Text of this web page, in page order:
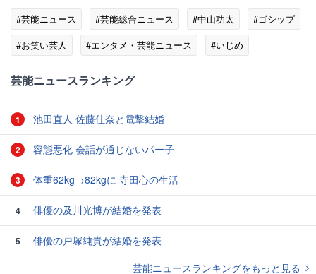
#芸能ニュース #芸能総合ニュース #中山功太
#ゴシップ
#お笑い芸人
#エンタメ・芸能ニュース #いじめ
芸能ニュースランキング
1 池田直人 佐藤佳奈と電撃結婚
2 容態悪化 会話が通じないパー子
3 体重62kg→82kgに 寺田心の生活
4 俳優の及川光博が結婚を発表
5
俳優の戸塚純貴が結婚を発表
芸能ニュースランキングをもっと見る